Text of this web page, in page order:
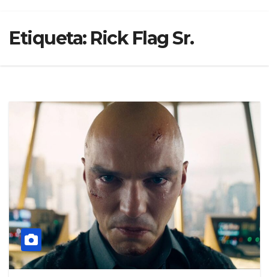
Etiqueta: Rick Flag Sr.